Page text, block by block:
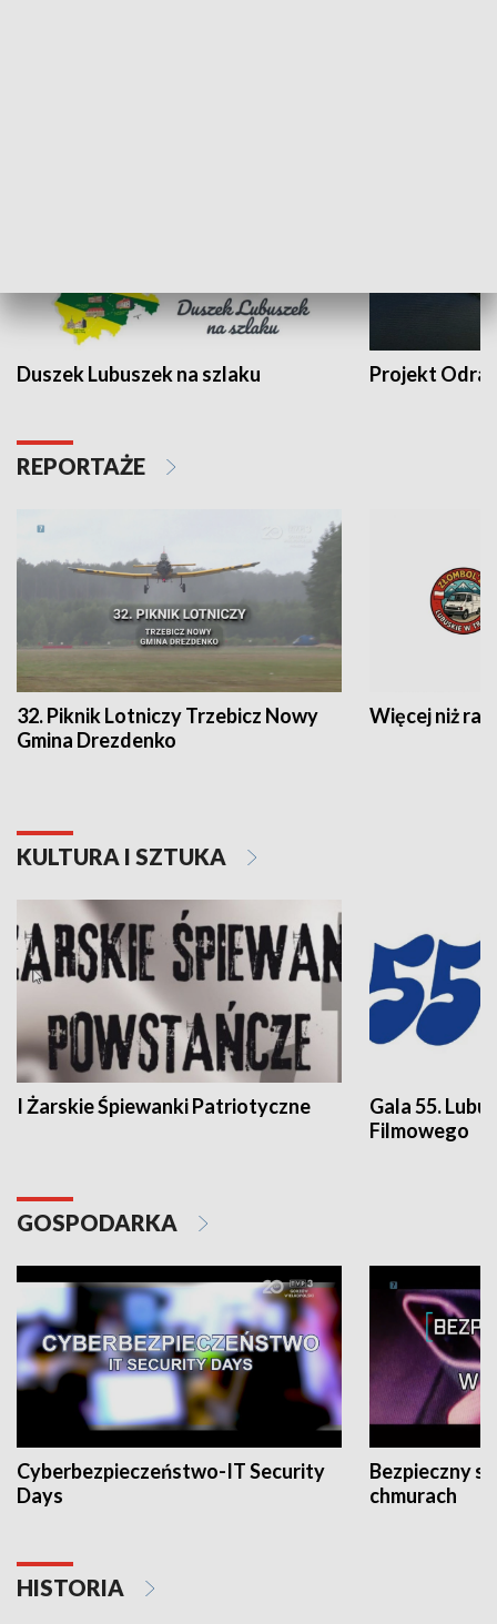
Duszek Lubuszek na szlaku Projekt Odra
REPORTAŻE
32. Piknik Lotniczy Trzebicz Nowy
Gmina Drezdenko
Więcej niż rajd
KULTURA I SZTUKA
I Żarskie Śpiewanki Patriotyczne
Gala 55.
Filmowego
GOSPODARKA
Cyberbezpieczeństwo-IT Security
Days
Bezpieczny
chmurach
HISTORIA